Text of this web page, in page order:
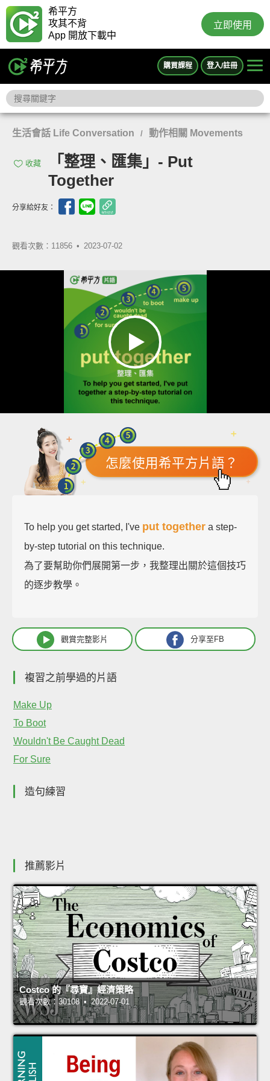
希平方
攻其不背
App 開放下載中
立即使用
購買課程 登入/註冊
生活會話 Life Conversation / 動作相關 Movements
收藏
「整理、匯集」- Put
Together
分享給好友：
觀看次數：11856 • 2023-07-02
怎麼使用希平方片語？
To help you get started, I've put together a step-
by-step tutorial on this technique.
為了要幫助你們展開第一步，我整理出關於這個技巧
的逐步教學。
觀賞完整影片 分享至FB
複習之前學過的片語
Make Up
To Boot
Wouldn't Be Caught Dead
For Sure
造句練習
推薦影片
Costco 的『尋寶』經濟策略
觀看次數：30108 • 2022-07-01